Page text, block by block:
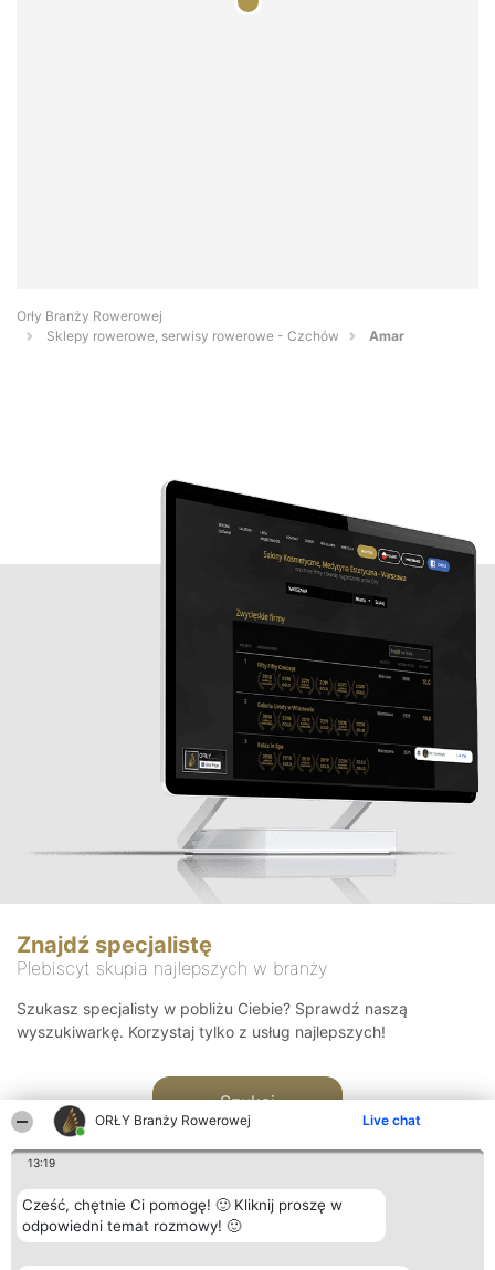
ORŁY Branży Rowerowej Live chat
13:19
Cześć, chętnie Ci pomogę! 🙂 Kliknij proszę w
odpowiedni temat rozmowy! 🙂
Orły Branży Rowerowej
Sklepy rowerowe, serwisy rowerowe - Czchów
Amar
Znajdź specjalistę
Plebiscyt skupia najlepszych w branży
Szukasz specjalisty w pobliżu Ciebie? Sprawdź naszą
wyszukiwarkę. Korzystaj tylko z usług najlepszych!
Szukaj
Organizator plebiscytu Plebiscyt Kontakt